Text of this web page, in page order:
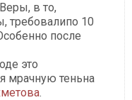
в то,
требовалипо 10
после
это
мрачную теньна
.